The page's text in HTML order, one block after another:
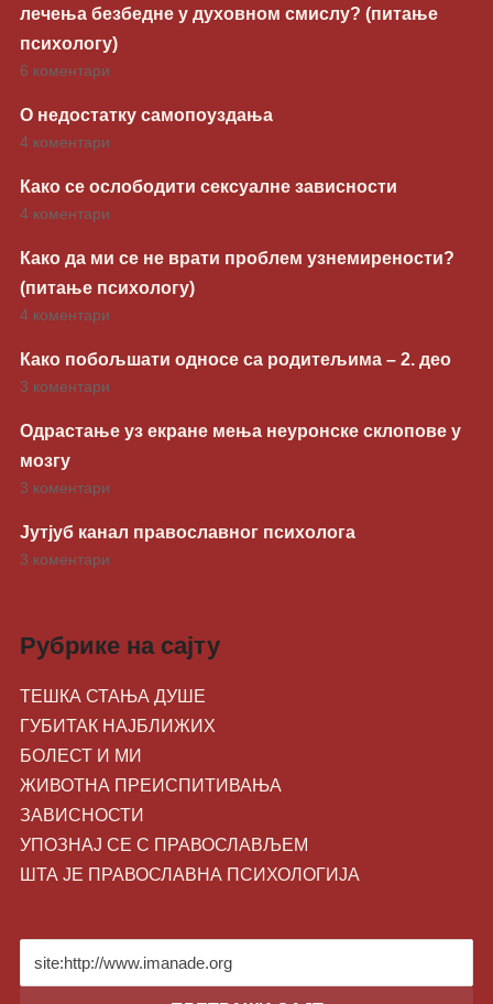
лечења безбедне у духовном смислу? (питање
психологу)
6 коментари
О недостатку самопоуздања
4 коментари
Како се ослободити сексуалне зависности
4 коментари
Како да ми се не врати проблем узнемирености?
(питање психологу)
4 коментари
Како побољшати односе са родитељима – 2. део
3 коментари
Одрастање уз екране мења неуронске склопове у
мозгу
3 коментари
Јутјуб канал православног психолога
3 коментари
Рубрике на сајту
ТЕШКА СТАЊА ДУШЕ
ГУБИТАК НАЈБЛИЖИХ
БОЛЕСТ И МИ
ЖИВОТНA ПРЕИСПИТИВАЊА
ЗАВИСНОСТИ
УПОЗНАЈ СЕ С ПРАВОСЛАВЉЕМ
ШТА ЈЕ ПРАВОСЛАВНА ПСИХОЛОГИЈА